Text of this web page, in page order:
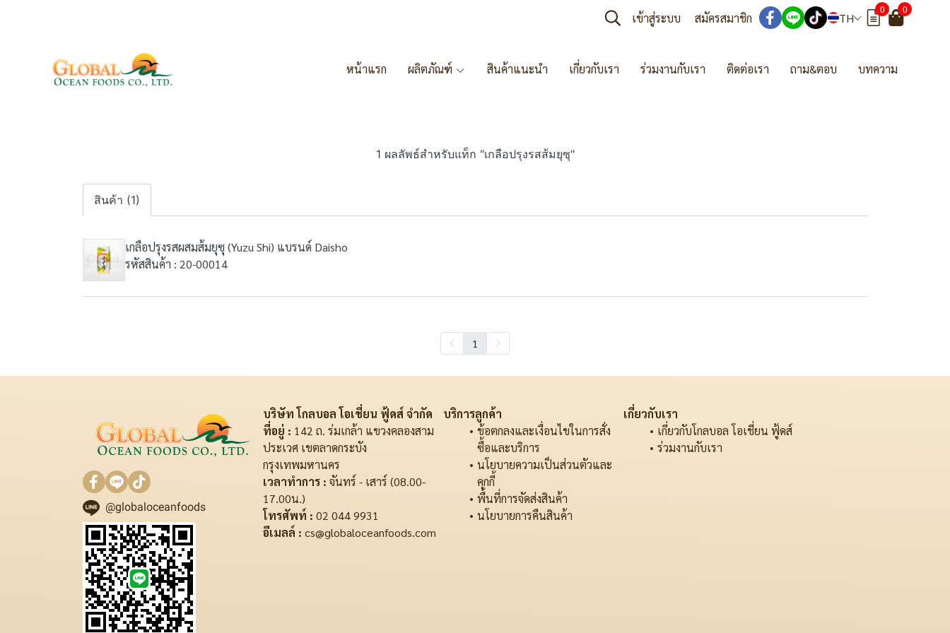
เข้าสู่ระบบ สมัครสมาชิก TH
0 0
หน้าแรก ผลิตภัณฑ์ สินค้าแนะนำ เกี่ยวกับเรา ร่วมงานกับเรา ติดต่อเรา ถาม&ตอบ บทความ
1 ผลลัพธ์สำหรับแท็ก "เกลือปรุงรสส้มยุซุ"
สินค้า (1)
เกลือปรุงรสผสมส้มยุซุ (Yuzu Shi) แบรนด์ Daisho
รหัสสินค้า : 20-00014
1
@globaloceanfoods
บริษัท โกลบอล โอเชี่ยน ฟู้ดส์ จำกัด
ที่อยู่ : 142 ถ. ร่มเกล้า แขวงคลองสาม
ประเวศ เขตลาดกระบัง
กรุงเทพมหานคร
เวลาทำการ : จันทร์ - เสาร์ (08.00-
17.00น.)
โทรศัพท์ : 02 044 9931
อีเมลล์ : cs@globaloceanfoods.com
บริการลูกค้า
ข้อตกลงและเงื่อนไขในการสั่ง
ซื้อและบริการ
นโยบายความเป็นส่วนตัวและ
คุกกี้
พื้นที่การจัดส่งสินค้า
นโยบายการคืนสินค้า
เกี่ยวกับเรา
เกี่ยวกับโกลบอล โอเชี่ยน ฟู้ดส์
ร่วมงานกับเรา